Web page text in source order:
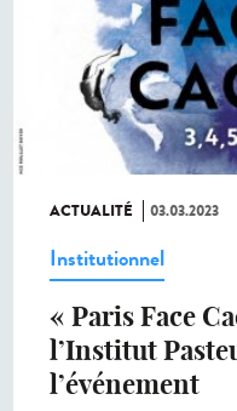
ACTUALITÉ 03.03.2023
Institutionnel
« Paris Face
l’Institut
l’événement